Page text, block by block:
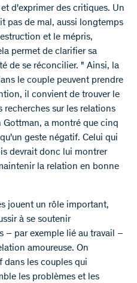
d'exprimer des critiques. Un
pas de mal, aussi longtemps
et le mépris,
permet de clarifier sa
de se réconcilier. " Ainsi, la
le couple peuvent prendre
il convient de trouver le
sur les relations
Gottman, a montré que cinq
geste négatif. Celui qui
devrait donc lui montrer
la relation en bonne
jouent un rôle important,
à se soutenir
– par exemple lié au travail –
amoureuse. On
les couples qui
les problèmes et les